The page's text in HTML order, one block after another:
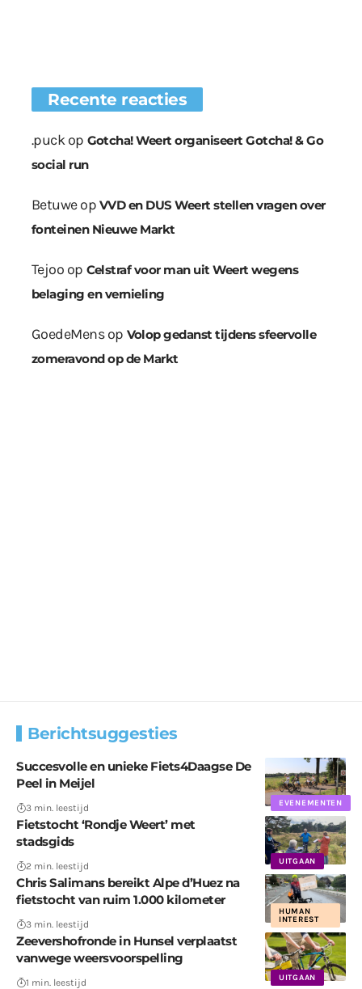
Recente reacties
.puckop Gotcha! Weert organiseert Gotcha! & Go
social run
Betuweop VVD en DUS Weert stellen vragen over
fonteinen Nieuwe Markt
Tejoo op Celstraf voor man uit Weert wegens
belaging en vernieling
GoedeMensop Volop gedanst tijdens sfeervolle
zomeravond op de Markt
Berichtsuggesties
EVENEMENTEN
Succesvolle en unieke Fiets4Daagse De
Peel in Meijel
3 min. leestijd
UITGAAN
Fietstocht ‘Rondje Weert’ met
stadsgids
2 min. leestijd
HUMAN
INTEREST
Chris Salimans bereikt Alpe d’Huez na
fietstocht van ruim 1.000 kilometer
3 min. leestijd
UITGAAN
Zeevershofronde in Hunsel verplaatst
vanwege weersvoorspelling
1 min. leestijd